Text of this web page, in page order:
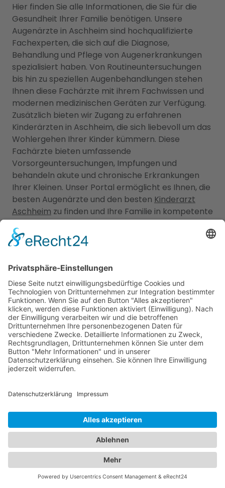
Hier finden Sie alle Informationen, die Sie für die
Gesundheit Ihrer Familie benötigen. Unsere
Augenärzte in Aschheim sind hochqualifizierte
Fachexperten, die sich auf die Diagnose,
Behandlung und Pflege von Augenerkrankungen
spezialisiert haben. Von Routineuntersuchungen
bis hin zu speziellen Augenbehandlungen stehen
Ihnen diese Fachärzte mit ihrem Fachwissen und
modernen medizinischen Geräten zur Verfügung.
Zusätzlich bieten wir Zugang zu erfahrenen
Kinderärzten in Aschheim, die sich liebevoll um das
Wohlergehen Ihrer Kinder kümmern. Diese
Fachärzte bieten umfassende
Vorsorgeuntersuchungen, Impfungen und
behandeln akute und chronische Erkrankungen
Ihrer Kleinen. Unser Portal ermöglicht es Ihnen, die
besten Augenärzte und den besten Kinderarzt
Aschheim zu finden und Ihre Familie in kompetente
Hände zu legen. Vertrauen Sie auf unsere sorgfältig
ausgewählten Fachexperten, um die optimale
Gesundheit Ihrer Augen und die Ihrer Liebsten zu
Jetzt Augenarzt finden!
Das ist nah!
Branchenbuch
Kontakt & Hilfe
Für Unternehmen
Unternehmen hinzufügen
Anzeigenschaltung